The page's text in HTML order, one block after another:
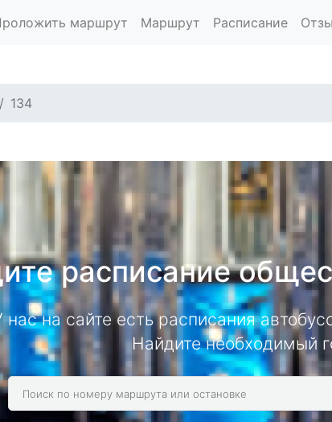
маршрут Маршрут Расписание
134
расписание
нас на сайте есть расписания
Найдите необходимый